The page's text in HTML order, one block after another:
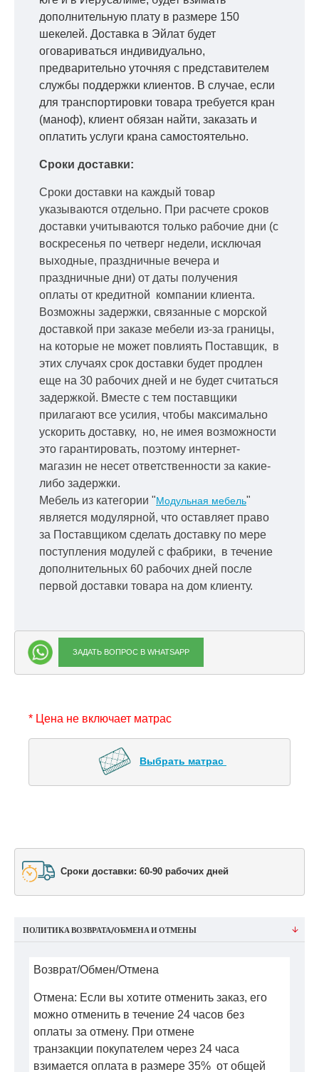
дополнительную плату в размере 150
шекелей. Доставка в Эйлат будет
оговариваться индивидуально,
предварительно уточняя с представителем
службы поддержки клиентов. В случае, если
для транспортировки товара требуется кран
(маноф), клиент обязан найти, заказать и
оплатить услуги крана самостоятельно.
Сроки доставки:
Сроки доставки на каждый товар
указываются отдельно. При расчете сроков
доставки учитываются только рабочие дни (с
воскресенья по четверг недели, исключая
выходные, праздничные вечера и
праздничные дни) от даты получения
оплаты от кредитной компании клиента.
Возможны задержки, связанные с морской
доставкой при заказе мебели из-за границы,
на которые не может повлиять Поставщик, в
этих случаях срок доставки будет продлен
еще на 30 рабочих дней и не будет считаться
задержкой. Вместе с тем поставщики
прилагают все усилия, чтобы максимально
ускорить доставку, но, не имея возможности
это гарантировать, поэтому интернет-
магазин не несет ответственности за какие-
либо задержки.
Мебель из категории "Модульная мебель"
является модулярной, что оставляет право
за Поставщиком сделать доставку по мере
поступления модулей с фабрики, в течение
дополнительных 60 рабочих дней после
первой доставки товара на дом клиенту.
ЗАДАТЬ ВОПРОС В WHATSAPP
* Цена не включает матрас
Выбрать матрас
Сроки доставки: 60-90 рабочих дней
ПОЛИТИКА ВОЗВРАТА/ОБМЕНА И ОТМЕНЫ
Возврат/Обмен/Отмена
Отмена: Если вы хотите отменить заказ, его
можно отменить в течение 24 часов без
оплаты за отмену. При отмене
транзакции покупателем через 24 часа
взимается оплата в размере 35% от общей